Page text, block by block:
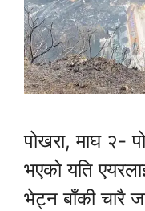
पोखरा, माघ २-
भएको यति
भेट्न बाँकी चारै